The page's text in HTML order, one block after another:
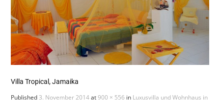
Villa Tropical, Jamaika
Published 3. November 2014at900 × 556 in Luxusvilla und Wohnhaus in